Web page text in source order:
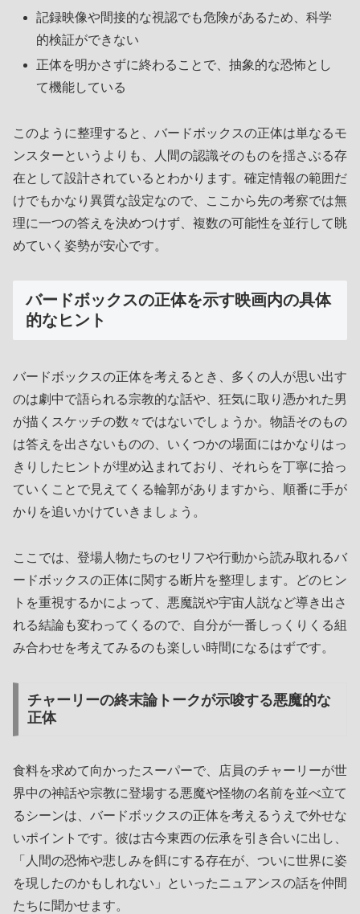
記録映像や間接的な視認でも危険があるため、科学
的検証ができない
正体を明かさずに終わることで、抽象的な恐怖とし
て機能している
このように整理すると、バードボックスの正体は単なるモ
ンスターというよりも、人間の認識そのものを揺さぶる存
在として設計されているとわかります。確定情報の範囲だ
けでもかなり異質な設定なので、ここから先の考察では無
理に一つの答えを決めつけず、複数の可能性を並行して眺
めていく姿勢が安心です。
バードボックスの正体を示す映画内の具体
的なヒント
バードボックスの正体を考えるとき、多くの人が思い出す
のは劇中で語られる宗教的な話や、狂気に取り憑かれた男
が描くスケッチの数々ではないでしょうか。物語そのもの
は答えを出さないものの、いくつかの場面にはかなりはっ
きりしたヒントが埋め込まれており、それらを丁寧に拾っ
ていくことで見えてくる輪郭がありますから、順番に手が
かりを追いかけていきましょう。
ここでは、登場人物たちのセリフや行動から読み取れるバ
ードボックスの正体に関する断片を整理します。どのヒン
トを重視するかによって、悪魔説や宇宙人説など導き出さ
れる結論も変わってくるので、自分が一番しっくりくる組
み合わせを考えてみるのも楽しい時間になるはずです。
チャーリーの終末論トークが示唆する悪魔的な
正体
食料を求めて向かったスーパーで、店員のチャーリーが世
界中の神話や宗教に登場する悪魔や怪物の名前を並べ立て
るシーンは、バードボックスの正体を考えるうえで外せな
いポイントです。彼は古今東西の伝承を引き合いに出し、
「人間の恐怖や悲しみを餌にする存在が、ついに世界に姿
を現したのかもしれない」といったニュアンスの話を仲間
たちに聞かせます。